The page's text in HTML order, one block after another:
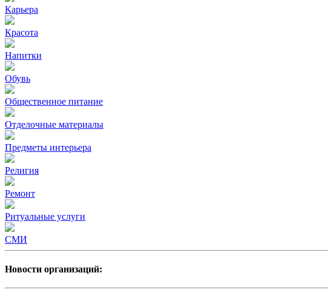
Карьера
Красота
Напитки
Обувь
Общественное питание
Отделочные материалы
Предметы интерьера
Религия
Ремонт
Ритуальные услуги
СМИ
Новости организаций: